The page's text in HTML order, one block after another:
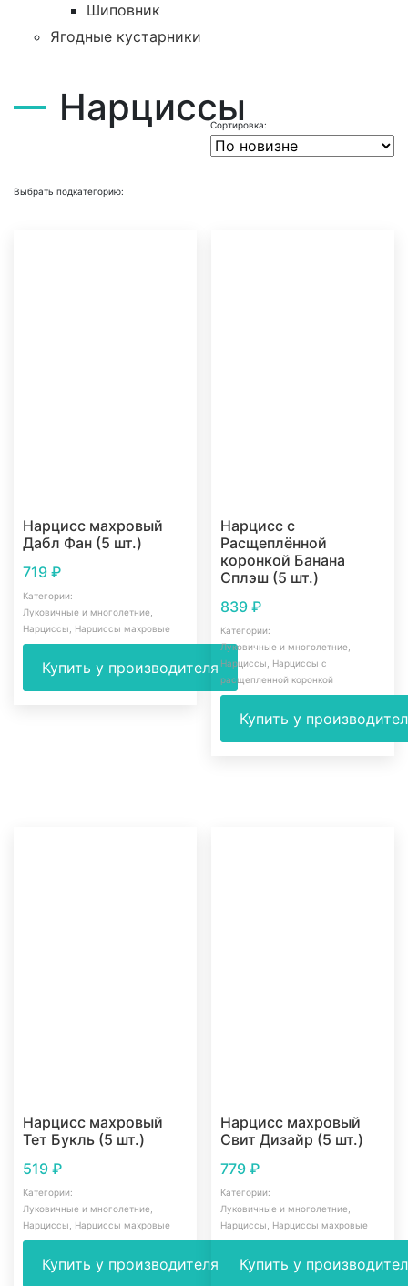
Шиповник
Ягодные кустарники
Нарциссы
Выбрать подкатегорию:
Нарцисс махровый
Дабл Фан (5 шт.)
719 ₽
Категории:
Луковичные и многолетние
Нарциссы
Нарциссы махровые
Купить у производителя
Нарцисс с
Расщеплённой
коронкой Банана
Сплэш (5 шт.)
839₽
Категории:
Луковичные и многолетние
Нарциссы
Нарциссы с
расщепленной коронкой
Купить у
Нарцисс махровый
Тет Букль (5 шт.)
519 ₽
Категории:
Луковичные и многолетние
Нарциссы
Нарциссы махровые
Купить у производителя
Нарцисс махровый
Свит Дизайр (5 шт.)
779₽
Категории:
Луковичные и многолетние
Нарциссы
Нарциссы махровые
Купить у